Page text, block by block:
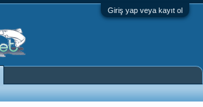
Giriş yap veya kayıt ol